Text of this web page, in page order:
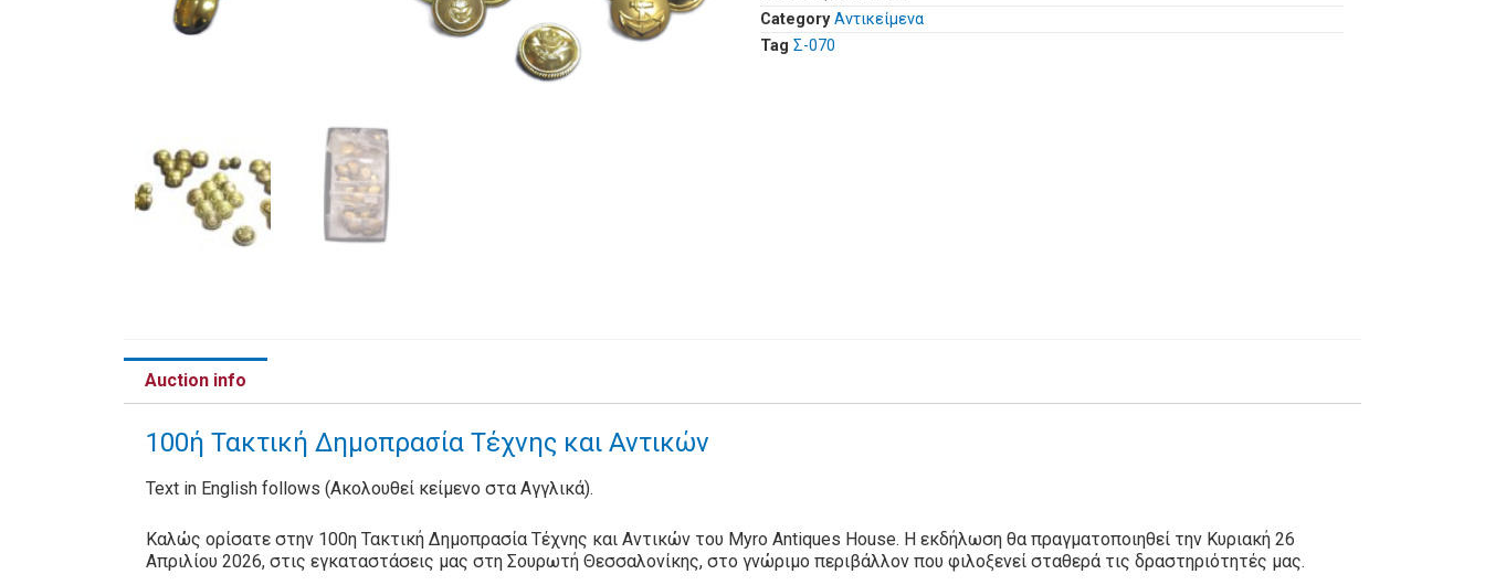
Category Αντικείμενα
Tag Σ-070
Auction info
100ή Τακτική Δημοπρασία Τέχνης και Αντικών
Text in English follows (Ακολουθεί κείμενο στα Αγγλικά).
Καλώς ορίσατε στην 100η Τακτική Δημοπρασία Τέχνης και Αντικών του Myro Antiques House. Η εκδήλωση θα πραγματοποιηθεί την Κυριακή 26
Απριλίου 2026, στις εγκαταστάσεις μας στη Σουρωτή Θεσσαλονίκης, στο γνώριμο περιβάλλον που φιλοξενεί σταθερά τις δραστηριότητές μας.